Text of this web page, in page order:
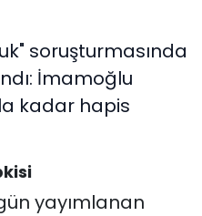
soruşturmasında
İmamoğlu
kadar hapis
yayımlanan